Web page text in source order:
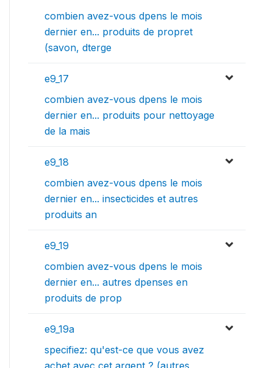
combien avez-vous dpens le mois
dernier en... produits de propret
(savon, dterge
e9_17
combien avez-vous dpens le mois
dernier en... produits pour nettoyage
de la mais
e9_18
combien avez-vous dpens le mois
dernier en... insecticides et autres
produits an
e9_19
combien avez-vous dpens le mois
dernier en... autres dpenses en
produits de prop
e9_19a
specifiez: qu'est-ce que vous avez
achet avec cet argent ? (autres